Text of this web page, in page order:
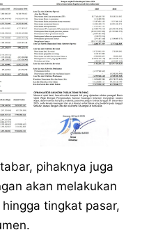
pihaknya juga
akan melakukan
tingkat pasar,